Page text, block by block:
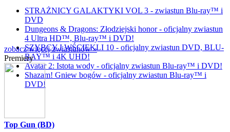
STRAŻNICY GALAKTYKI VOL 3 - zwiastun Blu-ray™ i
DVD
Dungeons & Dragons: Złodziejski honor - oficjalny zwiastun
4 Ultra HD™, Blu-ray™ i DVD!
SZYBCY I WŚCIEKLI 10 - oficjalny zwiastun DVD, BLU-
RAY™ i 4K UHD!
Avatar 2: Istota wody - oficjalny zwiastun Blu-ray™ i DVD!
Shazam! Gniew bogów - oficjalny zwiastun Blu-ray™ i
DVD!
zobacz więcej zwiastunów »
Premiery
Top Gun (BD)